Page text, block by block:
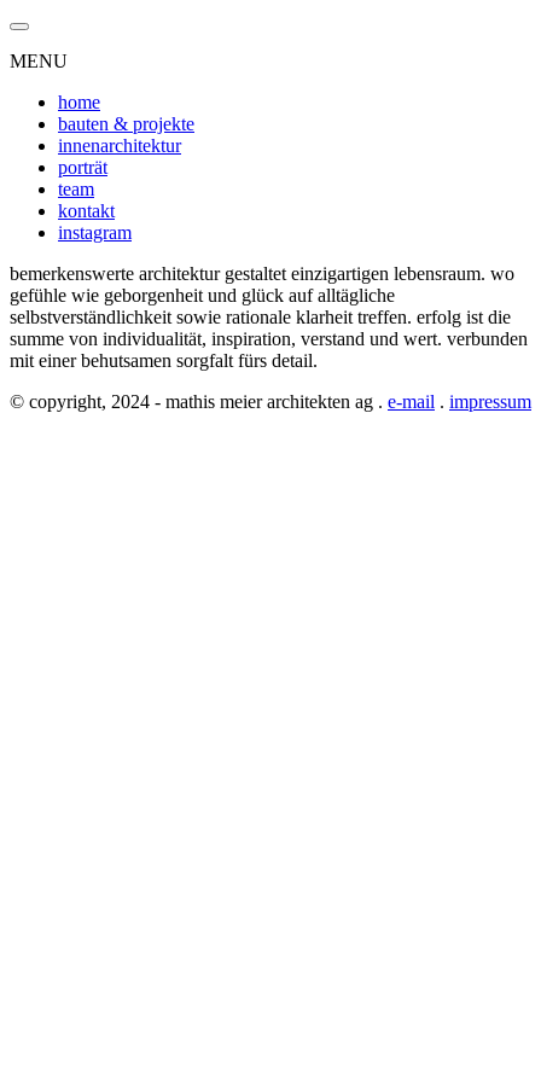
MENU
home
bauten & projekte
innenarchitektur
porträt
team
kontakt
instagram
bemerkenswerte architektur gestaltet einzigartigen lebensraum. wo
gefühle wie geborgenheit und glück auf alltägliche
selbstverständlichkeit sowie rationale klarheit treffen. erfolg ist die
summe von individualität, inspiration, verstand und wert. verbunden
mit einer behutsamen sorgfalt fürs detail.
© copyright, 2024 - mathis meier architekten ag . e-mail . impressum